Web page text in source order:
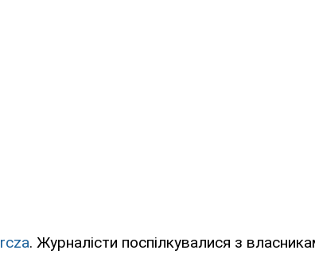
. Журналісти поспілкувалися з